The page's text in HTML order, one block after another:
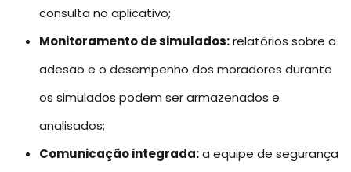
consulta no aplicativo;
Monitoramento de simulados:relatórios sobre a
adesão e o desempenho dos moradores durante
os simulados podem ser armazenados e
analisados;
Comunicação integrada:a equipe de segurança